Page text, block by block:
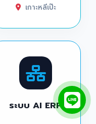
เกาะหลีเป๊ะ
ระบบ AI ERP